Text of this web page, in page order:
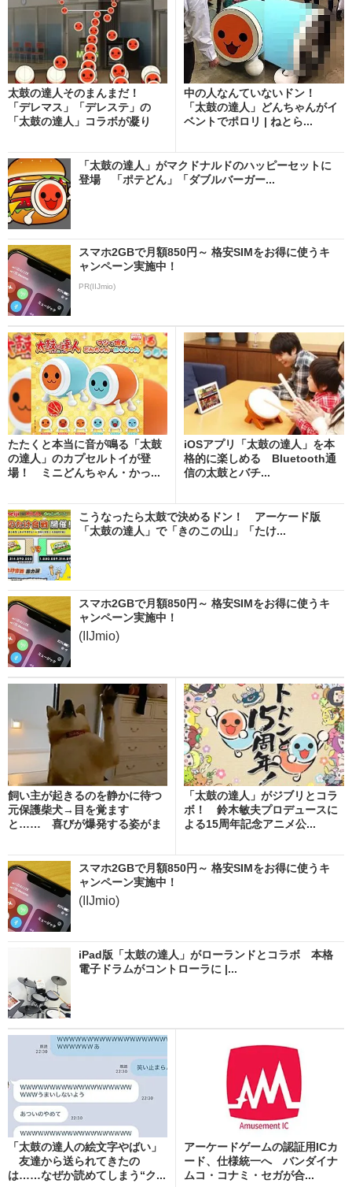
太鼓の達人そのまんまだ！
「デレマス」「デレステ」の
「太鼓の達人」コラボが凝り
中の人なんていないドン！
「太鼓の達人」どんちゃんがイ
ベントでポロリ | ねとら...
「太鼓の達人」がマクドナルドのハッピーセットに
登場 「ポテどん」「ダブルバーガー...
スマホ2GBで月額850円～ 格安SIMをお得に使うキ
ャンペーン実施中！
PR(IIJmio)
たたくと本当に音が鳴る「太鼓
の達人」のカプセルトイが登
場！ ミニどんちゃん・かっ...
iOSアプリ「太鼓の達人」を本
格的に楽しめる Bluetooth通
信の太鼓とバチ...
こうなったら太鼓で決めるドン！ アーケード版
「太鼓の達人」で「きのこの山」「たけ...
スマホ2GBで月額850円～ 格安SIMをお得に使うキ
ャンペーン実施中！
(IIJmio)
飼い主が起きるのを静かに待つ
元保護柴犬→目を覚ます
と…… 喜びが爆発する姿がま
「太鼓の達人」がジブリとコラ
ボ！ 鈴木敏夫プロデュースに
よる15周年記念アニメ公...
スマホ2GBで月額850円～ 格安SIMをお得に使うキ
ャンペーン実施中！
(IIJmio)
iPad版「太鼓の達人」がローランドとコラボ 本格
電子ドラムがコントローラに |...
「太鼓の達人の絵文字やばい」
友達から送られてきたの
は……なぜか読めてしまう“ク...
アーケードゲームの認証用ICカ
ード、仕様統一へ バンダイナ
ムコ・コナミ・セガが合...